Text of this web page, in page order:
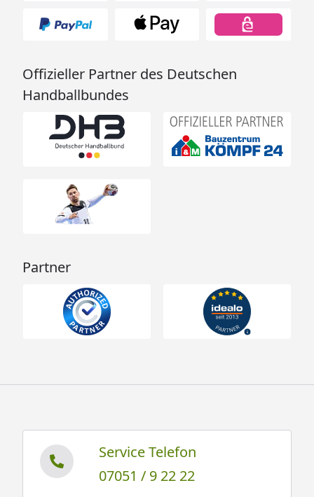
Offizieller Partner des Deutschen
Handballbundes
Partner
Service Telefon
07051 / 9 22 22